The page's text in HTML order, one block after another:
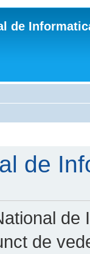
de
de
de
de